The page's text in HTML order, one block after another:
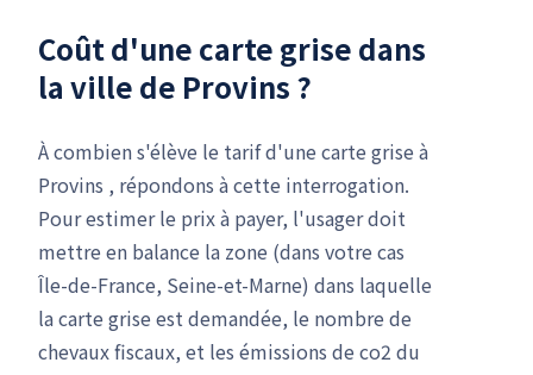
Coût d'une carte grise dans
la ville de Provins ?
À combien s'élève le tarif d'une carte grise à
Provins , répondons à cette interrogation.
Pour estimer le prix à payer, l'usager doit
mettre en balance la zone (dans votre cas
Île-de-France, Seine-et-Marne) dans laquelle
la carte grise est demandée, le nombre de
chevaux fiscaux, et les émissions de co2 du